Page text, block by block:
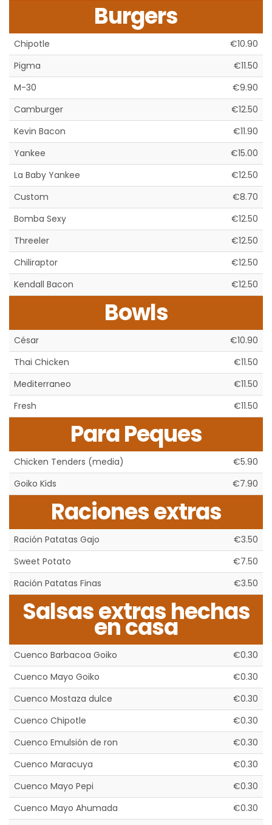
Burgers
Chipotle
€10.90
Pigma
€11.50
M-30
€9.90
Camburger
€12.50
Kevin Bacon
€11.90
Yankee
€15.00
La Baby Yankee
€12.50
Custom
€8.70
Bomba Sexy
€12.50
Threeler
€12.50
Chiliraptor
€12.50
Kendall Bacon
€12.50
Bowls
César
€10.90
Thai Chicken
€11.50
Mediterraneo
€11.50
Fresh
€11.50
Para Peques
Chicken Tenders (media)
€5.90
Goiko Kids
€7.90
Raciones extras
Ración Patatas Gajo
€3.50
Sweet Potato
€7.50
Ración Patatas Finas
€3.50
Salsas extras hechas
en casa
Cuenco Barbacoa Goiko
€0.30
Cuenco Mayo Goiko
€0.30
Cuenco Mostaza dulce
€0.30
Cuenco Chipotle
€0.30
Cuenco Emulsión de ron
€0.30
Cuenco Maracuya
€0.30
Cuenco Mayo Pepi
€0.30
Cuenco Mayo Ahumada
€0.30